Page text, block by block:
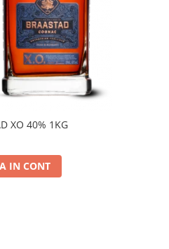
XO 40% 1KG
IN CONT